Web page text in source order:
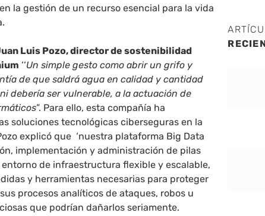
la gestión de un recurso esencial para la vida
Luis Pozo, director de sostenibilidad
‘‘Un simple gesto como abrir un grifo y
de que saldrá agua en calidad y cantidad
debería ser vulnerable, a la actuación de
”. Para ello, esta compañía ha
soluciones tecnológicas ciberseguras en la
explicó que ‘nuestra plataforma Big Data
implementación y administración de pilas
de infraestructura flexible y escalable,
y herramientas necesarias para proteger
procesos analíticos de ataques, robos u
que podrían dañarlos seriamente.